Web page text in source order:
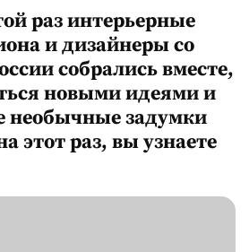
раз интерьерные
и дизайнеры со
собрались вместе,
новыми идеями и
необычные задумки
этот раз, вы узнаете